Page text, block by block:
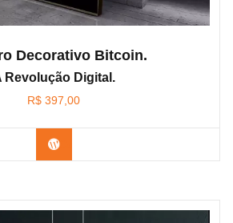
Decorativo Bitcoin.
Revolução Digital.
R$ 397,00
Confira os modelos